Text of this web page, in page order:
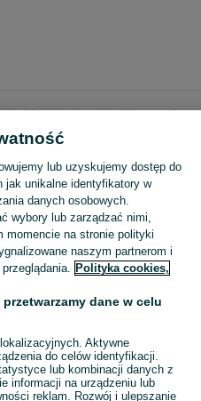
Odzież wierzchnia
Płaszcze
Śląski
Szeroki wybór płaszczy damskich Wodzisław Śląski ▶️ wełniane, kaszmirowe, klasyczne i oversize ✅ Nowe i używane w dobrych cenach ✌ Sprawdź oferty na OLX.pl! Zobacz
lub uzyskujemy dostęp do
jak unikalne identyfikatory w
danych osobowych.
wybory lub zarządzać nimi,
momencie na stronie polityki
naszym partnerom i
przeglądania. Polityka cookies,
dane w celu
Aktywne
do celów identyfikacji.
lub kombinacji danych z
informacji na urządzeniu lub
reklam. Rozwój i ulepszanie